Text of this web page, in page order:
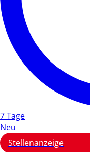
7 Tage
Neu
Stellenanzeige